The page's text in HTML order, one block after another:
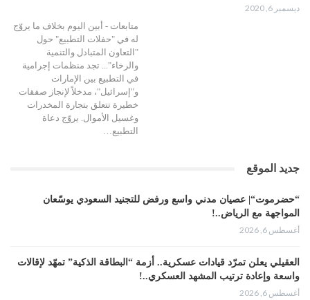
ديسمبر 6, 2020
متابعات - أبين اليوم بخلاف ما يروّج
له في "حفلات التطبيع" حول
"التعاون المتبادل والتنمية
والرخاء"... تجد منظمات إجرامية
في التطبيع بين الإمارات
و"إسرائيل"، مدخلاً لإنجاز صفقات
خطيرة تتعلق بتجارة المخدرات
وغسيل الأموال. يروّج دعاة
التطبيع…
جديد الموقع
“حضرموت“| عصيان مدني واسع ورفض للتجنيد السعودي يوسّعان
المواجهة مع الرياض..!
أغسطس 6, 2026
العقيلي يعلن تمرّد قيادات عسكرية.. أزمة “البطاقة الذكية” تمهّد لإقالات
واسعة وإعادة ترتيب المشهد العسكري..!
أغسطس 6, 2026